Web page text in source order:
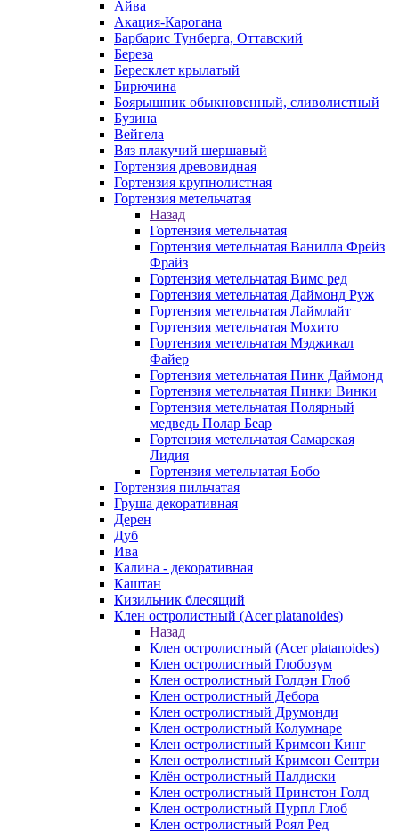
Айва
Акация-Карогана
Барбарис Тунберга, Оттавский
Береза
Бересклет крылатый
Бирючина
Боярышник обыкновенный, сливолистный
Бузина
Вейгела
Вяз плакучий шершавый
Гортензия древовидная
Гортензия крупнолистная
Гортензия метельчатая
Назад
Гортензия метельчатая
Гортензия метельчатая Ванилла Фрейз
Фрайз
Гортензия метельчатая Вимс ред
Гортензия метельчатая Даймонд Руж
Гортензия метельчатая Лаймлайт
Гортензия метельчатая Мохито
Гортензия метельчатая Мэджикал
Файер
Гортензия метельчатая Пинк Даймонд
Гортензия метельчатая Пинки Винки
Гортензия метельчатая Полярный
медведь Полар Беар
Гортензия метельчатая Самарская
Лидия
Гортензия метельчатая Бобо
Гортензия пильчатая
Груша декоративная
Дерен
Дуб
Ива
Калина - декоративная
Каштан
Кизильник блесящий
Клен остролистный (Acer platanoides)
Назад
Клен остролистный (Acer platanoides)
Клен остролистный Глобозум
Клен остролистный Голдэн Глоб
Клен остролистный Дебора
Клен остролистный Друмонди
Клен остролистный Колумнаре
Клен остролистный Кримсон Кинг
Клен остролистный Кримсон Сентри
Клён остролистный Палдиски
Клен остролистный Принстoн Голд
Клен остролистный Пурпл Глоб
Клен остролистный Роял Ред